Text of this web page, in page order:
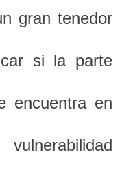
gran tenedor
si la parte
encuentra en